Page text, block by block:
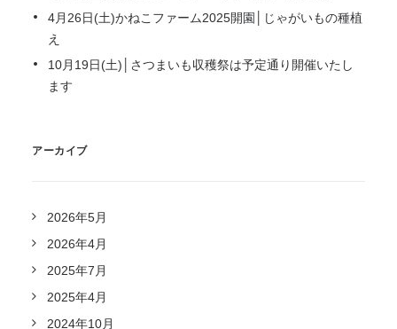
4月26日(土)かねこファーム2025開園│じゃがいもの種植
え
10月19日(土)│さつまいも収穫祭は予定通り開催いたし
ます
アーカイブ
2026年5月
2026年4月
2025年7月
2025年4月
2024年10月